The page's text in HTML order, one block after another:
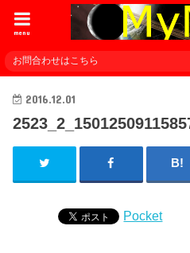
menu
お問合わせはこちら
2016.12.01
Pocket